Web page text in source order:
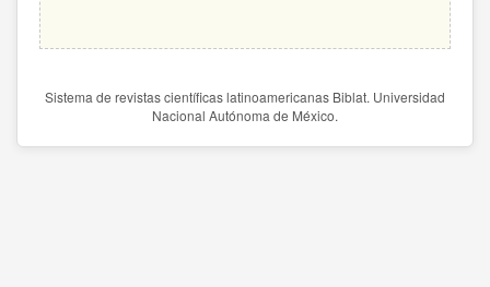
Sistema de revistas científicas latinoamericanas Biblat. Universidad
Nacional Autónoma de México.